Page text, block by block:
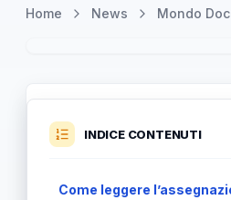
Home News Mondo
INDICE CONTENUTI
Come leggere